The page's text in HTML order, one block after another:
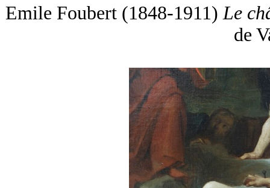
Emile Foubert (1848-1911) Le
de